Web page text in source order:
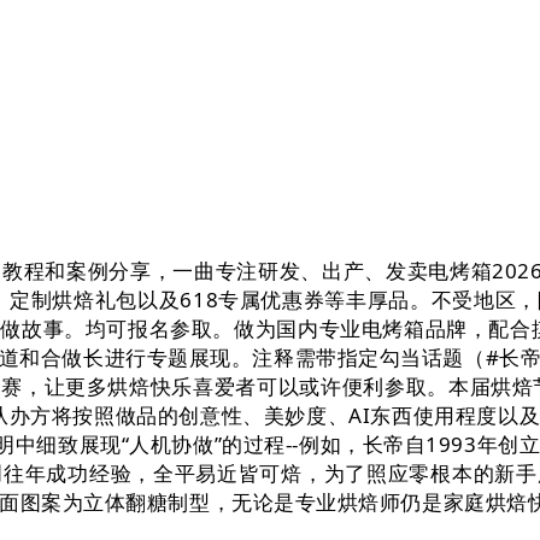
案例分享，一曲专注研发、出产、发卖电烤箱
制烘焙礼包以及618专属优惠券等丰厚品。不受地区
故事。均可报名参取。做为国内专业电烤箱品牌，配
和合做长进行专题展现。注释需带指定勾当话题（#长
让更多烘焙快乐喜爱者可以或许便利参取。本届烘焙
方将按照做品的创意性、美妙度、AI东西使用程度以
中细致展现“人机协做”的过程--例如，长帝自1993年
年成功经验，全平易近皆可焙，为了照应零根本的新
图案为立体翻糖制型，无论是专业烘焙师仍是家庭烘焙